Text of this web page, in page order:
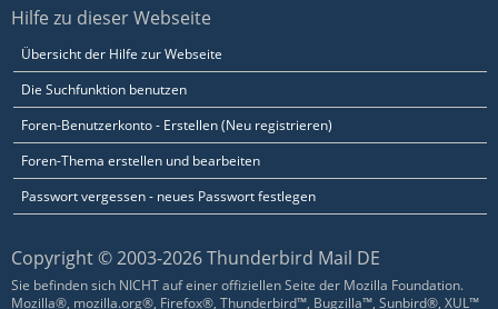
Hilfe zu dieser Webseite
Übersicht der Hilfe zur Webseite
Die Suchfunktion benutzen
Foren-Benutzerkonto - Erstellen (Neu registrieren)
Foren-Thema erstellen und bearbeiten
Passwort vergessen - neues Passwort festlegen
Copyright © 2003-2026 Thunderbird Mail DE
Sie befinden sich NICHT auf einer offiziellen Seite der Mozilla Foundation.
Mozilla®, mozilla.org®, Firefox®, Thunderbird™, Bugzilla™, Sunbird®, XUL™